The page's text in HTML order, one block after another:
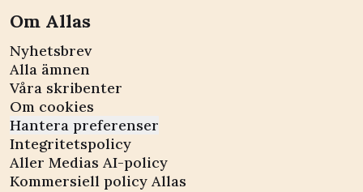
Om Allas
Nyhetsbrev
Alla ämnen
Våra skribenter
Om cookies
Hantera preferenser
Integritetspolicy
Aller Medias AI-policy
Kommersiell policy Allas